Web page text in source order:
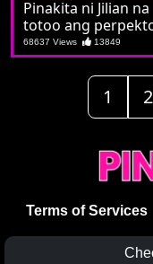
Pinakita ni Jilian na
totoo ang
lagusan
68637 Views 13849
1 2
Terms of Services